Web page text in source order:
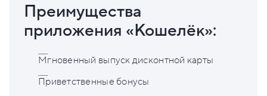
Преимущества
приложения «Кошелёк»:
Мгновенный выпуск дисконтной карты
Приветственные бонусы